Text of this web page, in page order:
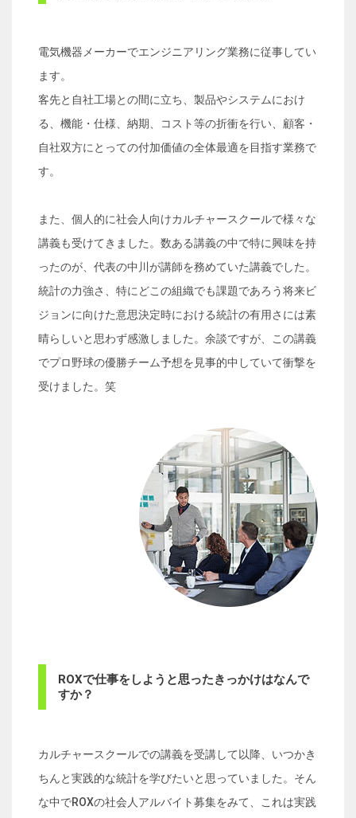
電気機器メーカーでエンジニアリング業務に従事してい
ます。
客先と自社工場との間に立ち、製品やシステムにおけ
る、機能・仕様、納期、コスト等の折衝を行い、顧客・
自社双方にとっての付加価値の全体最適を目指す業務で
す。
また、個人的に社会人向けカルチャースクールで様々な
講義も受けてきました。数ある講義の中で特に興味を持
ったのが、代表の中川が講師を務めていた講義でした。
統計の力強さ、特にどこの組織でも課題であろう将来ビ
ジョンに向けた意思決定時における統計の有用さには素
晴らしいと思わず感激しました。余談ですが、この講義
でプロ野球の優勝チーム予想を見事的中していて衝撃を
受けました。笑
ROXで仕事をしようと思ったきっかけはなんで
すか？
カルチャースクールでの講義を受講して以降​、いつかき
ちんと実践的な統計を学びたいと思っていました。そん
な中でROXの社会人アルバイト募集をみて、これは実践